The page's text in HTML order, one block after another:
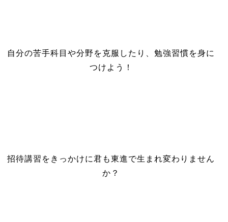
自分の苦手科目や分野を克服したり、勉強習慣を身に
つけよう！
招待講習をきっかけに君も東進で生まれ変わりません
か？